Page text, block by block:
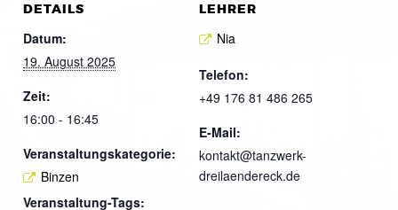
DETAILS
Datum:
19. August 2025
Zeit:
16:00 - 16:45
Veranstaltungskategorie:
Binzen
Veranstaltung-Tags:
LEHRER
Nia
Telefon:
+49 176 81 486 265
E-Mail:
kontakt@tanzwerk-
dreilaendereck.de